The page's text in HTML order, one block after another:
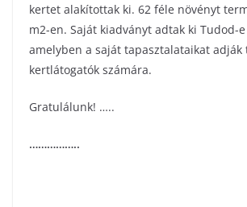
kertet alakítottak ki. 62 féle növényt
m2-en. Saját kiadványt adtak ki Tudod-
amelyben a saját tapasztalataikat adják
kertlátogatók számára.
Gratulálunk! …..
……………..